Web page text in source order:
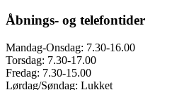
Åbnings- og telefontider
Mandag-Onsdag: 7.30-16.00
Torsdag: 7.30-17.00
Fredag: 7.30-15.00
Lørdag/Søndag: Lukket